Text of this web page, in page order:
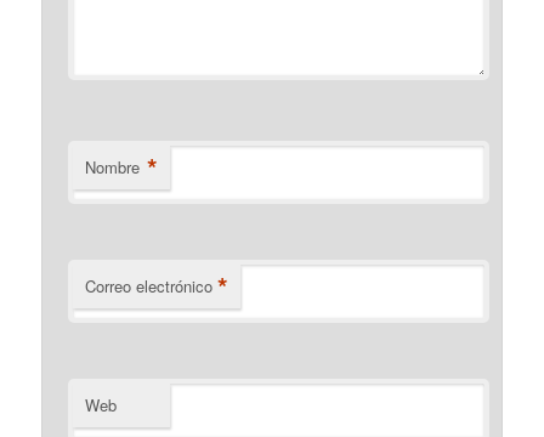
Nombre *
Correo electrónico *
Web